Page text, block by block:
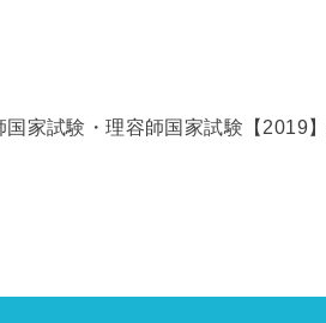
国家試験・理容師国家試験【2019